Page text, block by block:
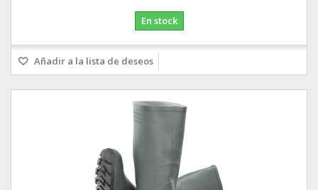
En stock
Añadir a la lista de deseos